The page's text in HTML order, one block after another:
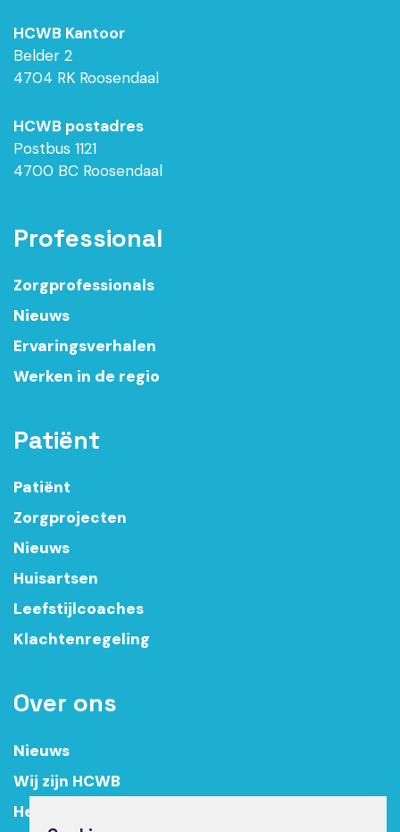
HCWB Kantoor
Belder 2
4704 RK Roosendaal
HCWB postadres
Postbus 1121
4700 BC Roosendaal
Professional
Zorgprofessionals
Nieuws
Ervaringsverhalen
Werken in de regio
Patiënt
Patiënt
Zorgprojecten
Nieuws
Huisartsen
Leefstijlcoaches
Klachtenregeling
Over ons
Nieuws
Wij zijn HCWB
Het team